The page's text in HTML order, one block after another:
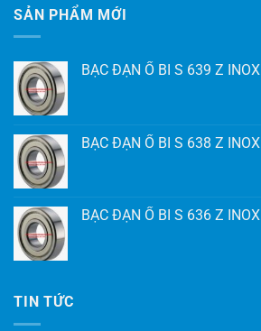
SẢN PHẨM MỚI
BẠC ĐẠN Ổ BI S 639 Z INOX
BẠC ĐẠN Ổ BI S 638 Z INOX
BẠC ĐẠN Ổ BI S 636 Z INOX
TIN TỨC